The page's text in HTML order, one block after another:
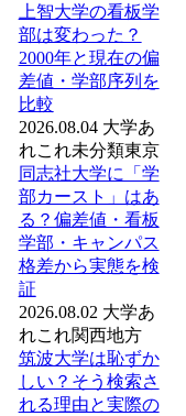
上智大学の看板学
部は変わった？
2000年と現在の偏
差値・学部序列を
比較
2026.08.04 大学あ
れこれ未分類東京
同志社大学に「学
部カースト」はあ
る？偏差値・看板
学部・キャンパス
格差から実態を検
証
2026.08.02 大学あ
れこれ関西地方
筑波大学は恥ずか
しい？そう検索さ
れる理由と実際の